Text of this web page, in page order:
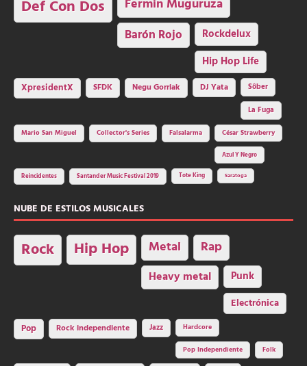
Def Con Dos Fermin Muguruza
Barón Rojo Rockdelux
Hip Hop Life
XpresidentX SFDK Negu Gorriak DJ Yata
Sôber
La Fuga
Mario San Miguel
Collector's Series Falsalarma César Strawberry
Azul Y Negro
Reincidentes Santander Music Festival 2019 Tote King Saratoga
NUBE DE ESTILOS MUSICALES
Rock Hip Hop Metal Rap
Heavy metal Punk
Electrónica
Pop Rock independiente Jazz Hardcore
Pop Independiente Folk